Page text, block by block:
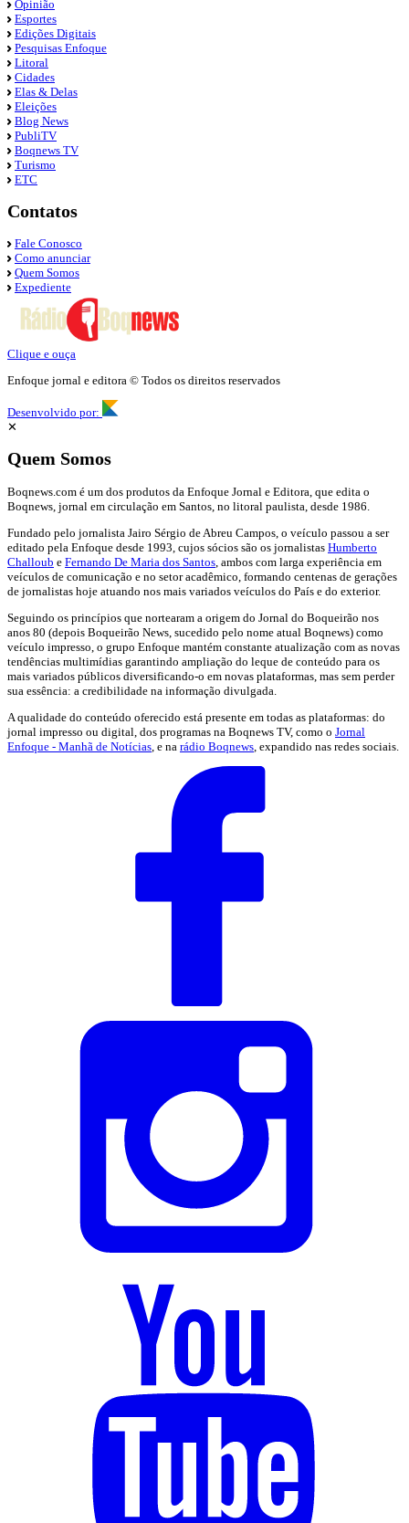
Opinião
Esportes
Edições Digitais
Pesquisas Enfoque
Litoral
Cidades
Elas & Delas
Eleições
Blog News
PubliTV
Boqnews TV
Turismo
ETC
Contatos
Fale Conosco
Como anunciar
Quem Somos
Expediente
Clique e ouça
Enfoque jornal e editora © Todos os direitos reservados
Desenvolvido por:
✕
Quem Somos
Boqnews.com é um dos produtos da Enfoque Jornal e Editora, que edita o
Boqnews, jornal em circulação em Santos, no litoral paulista, desde 1986.
Fundado pelo jornalista Jairo Sérgio de Abreu Campos, o veículo passou a ser
editado pela Enfoque desde 1993, cujos sócios são os jornalistas Humberto
Challoub e Fernando De Maria dos Santos , ambos com larga experiência em
veículos de comunicação e no setor acadêmico, formando centenas de gerações
de jornalistas hoje atuando nos mais variados veículos do País e do exterior.
Seguindo os princípios que nortearam a origem do Jornal do Boqueirão nos
anos 80 (depois Boqueirão News, sucedido pelo nome atual Boqnews) como
veículo impresso, o grupo Enfoque mantém constante atualização com as novas
tendências multimídias garantindo ampliação do leque de conteúdo para os
mais variados públicos diversificando-o em novas plataformas, mas sem perder
sua essência: a credibilidade na informação divulgada.
A qualidade do conteúdo oferecido está presente em todas as plataformas: do
jornal impresso ou digital, dos programas na Boqnews TV, como o Jornal
Enfoque - Manhã de Notícias , e na rádio Boqnews , expandido nas redes sociais.